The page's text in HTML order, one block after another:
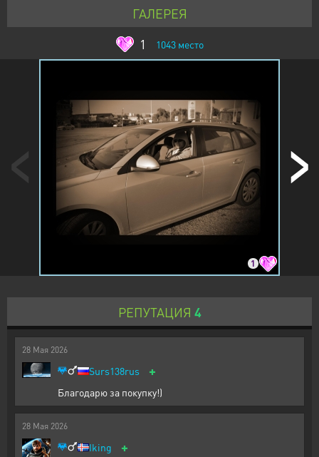
ГАЛЕРЕЯ
1
1043место
1
РЕПУТАЦИЯ 4
28 Мая 2026
Surs138rus +
Благодарю за покупку!)
28 Мая 2026
Iking +